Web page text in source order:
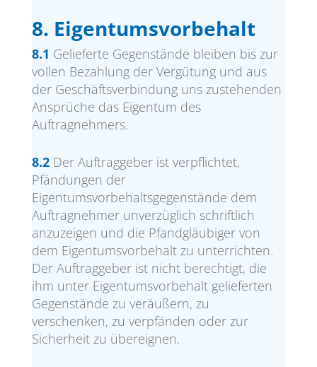
8. Eigentumsvorbehalt
8.1 Gelieferte Gegenstände bleiben bis zur
vollen Bezahlung der Vergütung und aus
der Geschäftsverbindung uns zustehenden
Ansprüche das Eigentum des
Auftragnehmers.
8.2Der Auftraggeber ist verpflichtet,
Pfändungen der
Eigentumsvorbehaltsgegenstände dem
Auftragnehmer unverzüglich schriftlich
anzuzeigen und die Pfandgläubiger von
dem Eigentumsvorbehalt zu unterrichten.
Der Auftraggeber ist nicht berechtigt, die
ihm unter Eigentumsvorbehalt gelieferten
Gegenstände zu veräußern, zu
verschenken, zu verpfänden oder zur
Sicherheit zu übereignen.